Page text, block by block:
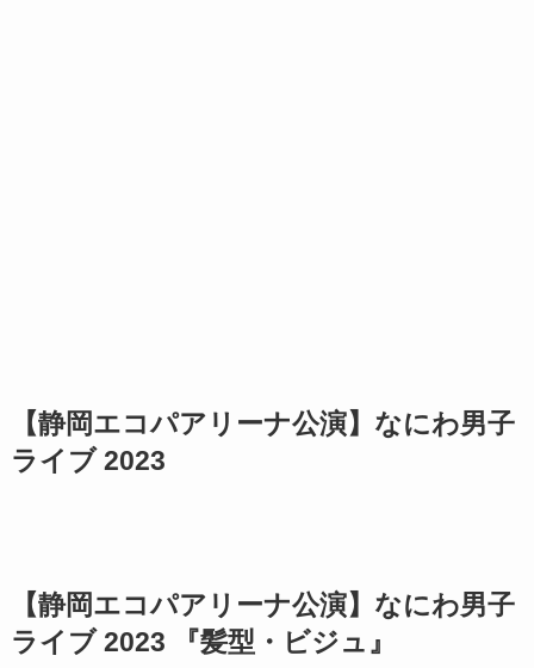
【静岡エコパアリーナ公演】なにわ男子
ライブ 2023
【静岡エコパアリーナ公演】なにわ男子
ライブ 2023 『髪型・ビジュ』